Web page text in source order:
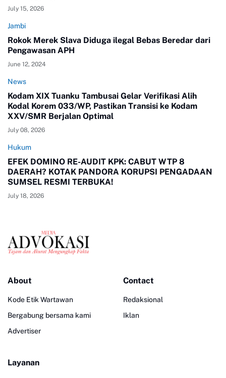
July 15, 2026
Jambi
Rokok Merek Slava Diduga ilegal Bebas Beredar dari
Pengawasan APH
June 12, 2024
News
Kodam XIX Tuanku Tambusai Gelar Verifikasi Alih
Kodal Korem 033/WP, Pastikan Transisi ke Kodam
XXV/SMR Berjalan Optimal
July 08, 2026
Hukum
EFEK DOMINO RE-AUDIT KPK: CABUT WTP 8
DAERAH? KOTAK PANDORA KORUPSI PENGADAAN
SUMSEL RESMI TERBUKA!
July 18, 2026
About
Kode Etik Wartawan
Bergabung bersama kami
Advertiser
Contact
Redaksional
Iklan
Layanan